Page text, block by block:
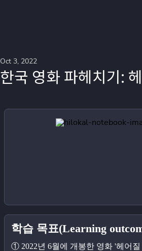
Oct 3, 2022
한국 영화 파헤치기:
학습 목표(Learning
① 2022년 6월에 개봉한 영화 '헤어질